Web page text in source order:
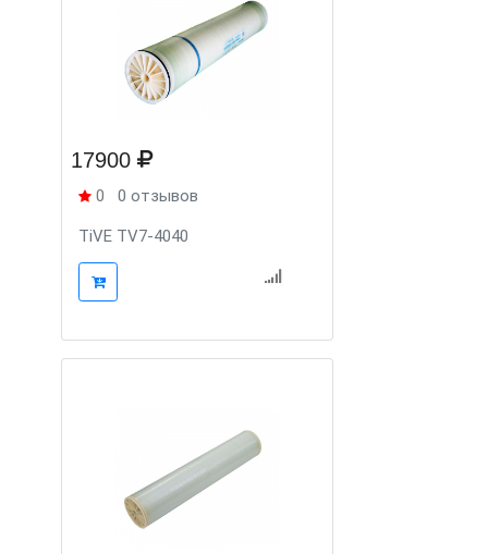
17900
0 0 отзывов
TiVE TV7-4040